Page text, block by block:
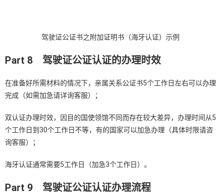
驾驶证公证书之附加证明书（海牙认证）示例
Part 8 驾驶证公证认证的办理时效
在准备好所需材料的情况下，亲属关系公证书5个工作日左右可以办理
完成（如需加急请详询客服）；
双认证办理时效，因目的国使领馆不同而存在较大差异，办理时间从5
个工作日到30个工作日不等，有的国家可以加急办理（具体时限请咨
询客服）；
海牙认证通常需要5工作日（加急3个工作日）。
Part 9 驾驶证公证认证办理流程